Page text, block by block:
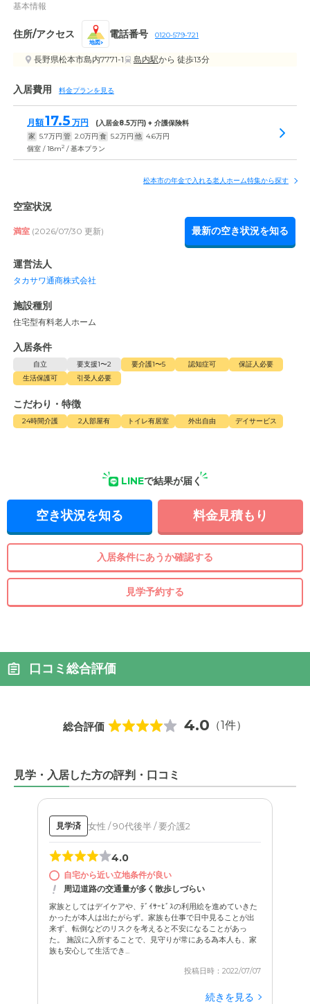
基本情報
住所/アクセス
地図
電話番号 0120-579-721
長野県松本市島内7771-1 島内駅から 徒歩13分
入居費用 料金プランを見る
月額17.5 万円 (入居金8.5万円) + 介護保険料
家 5.7万円 管 2.0万円 食 5.2万円 他 4.6万円
個室 / 18m2 / 基本プラン
松本市の年金で入れる老人ホーム特集から探す
空室状況
満室 (2026/07/30 更新) 最新の空き状況を知る
運営法人
タカサワ通商株式会社
施設種別
住宅型有料老人ホーム
入居条件
自立 要支援1〜2 要介護1〜5 認知症可
保証人必要
生活保護可
引受人必要
こだわり・特徴
24時間介護 2人部屋有 トイレ有居室 外出自由 デイサービス
LINEで結果が届く
空き状況を知る 料金見積もり
入居条件にあうか確認する
見学予約する
口コミ総合評価
総合評価 4.0 （1件）
見学・入居した方の評判・口コミ
見学済 女性 / 90代後半 / 要介護2
4.0
自宅から近い立地条件が良い
周辺道路の交通量が多く散歩しづらい
家族としてはデイケアや、ﾃﾞｲｻｰﾋﾞｽの利用絵を進めていきた
かったが本人は出たがらず。家族も仕事で日中見ることが出
来ず、転倒などのリスクを考えると不安になることがあっ
た。 施設に入所することで、見守りが常にある為本人も、家
族も安心して生活でき...
投稿日時：2022/07/07
続きを見る